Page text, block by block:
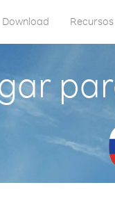
Download Recursos